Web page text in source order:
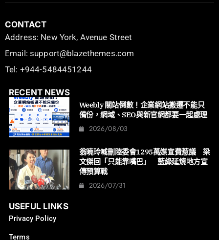
CONTACT
Address: New York, Avenue Street
Email: support@blazethemes.com
Tel: +944-5484451244
RECENT NEWS
Weebly 關站倒數！企業網站搬遷不能只
備份，網域、SEO與新官網都要一起處理
2026/08/03
翁曉玲喊刪陸委會1295萬媒宣費惹議 梁
文傑回「只能靠嘴巴」 藍綠延燒地方宣
傳預算戰
2026/07/31
USEFUL LINKS
Privacy Policy
Terms